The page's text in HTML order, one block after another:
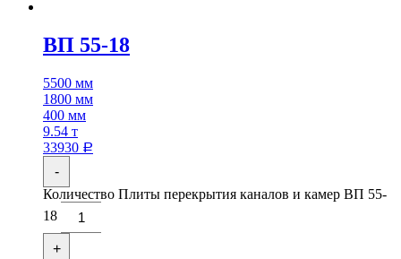
ВП 55-18
5500 мм
1800 мм
400 мм
9.54 т
33930 Р
-
Количество Плиты перекрытия каналов и камер ВП 55-
18
+